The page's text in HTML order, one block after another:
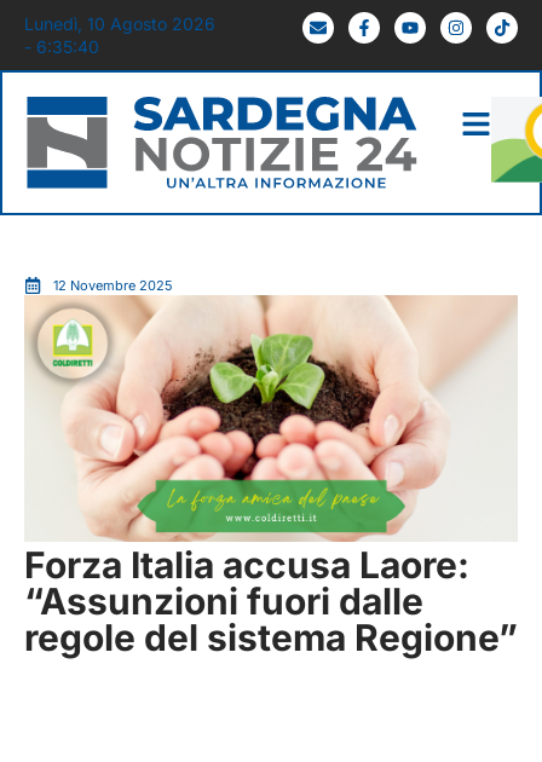
Lunedì, 10 Agosto 2026
- 6:35:41
12 Novembre 2025
Forza Italia accusa Laore:
“Assunzioni fuori dalle
regole del sistema Regione”